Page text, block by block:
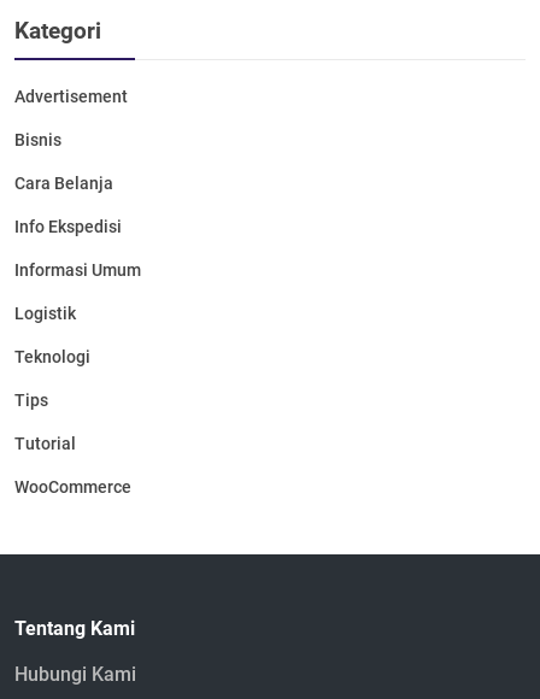
Kategori
Advertisement
Bisnis
Cara Belanja
Info Ekspedisi
Informasi Umum
Logistik
Teknologi
Tips
Tutorial
WooCommerce
Tentang Kami
Hubungi Kami